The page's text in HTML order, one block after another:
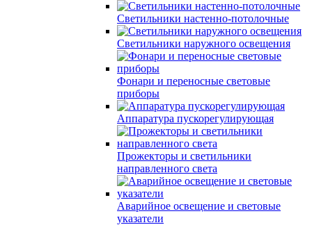
Светильники настенно-потолочные
Светильники наружного освещения
Фонари и переносные световые
приборы
Аппаратура пускорегулирующая
Прожекторы и светильники
направленного света
Аварийное освещение и световые
указатели